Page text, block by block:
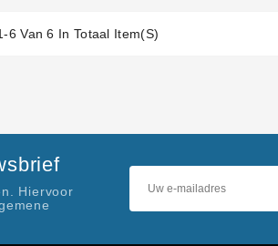
6 Van 6 In Totaal Item(s)
Hiervoor